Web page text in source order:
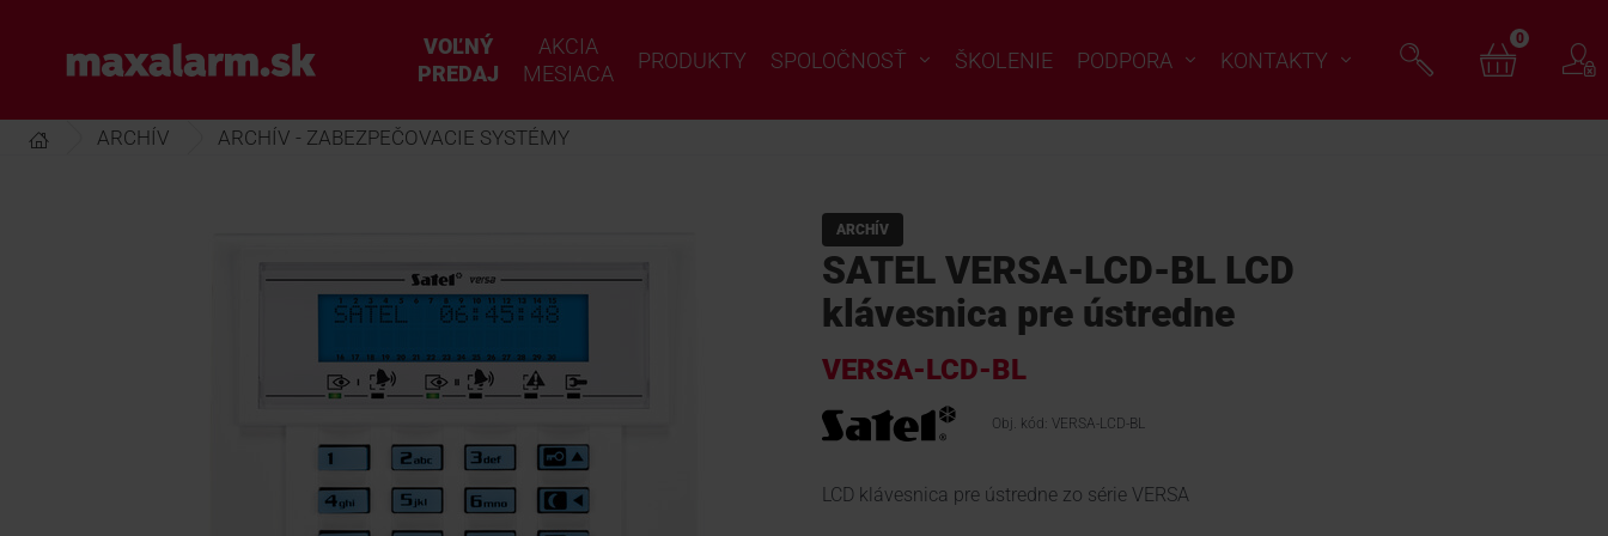
hlavnému
www.maxalarm.sk
VOĽNÝ
PREDAJ
AKCIA
MESIACA
PRODUKTY SPOLOČNOSŤ ŠKOLENIE PODPORA KONTAKTY
0
ARCHÍV ARCHÍV - ZABEZPEČOVACIE SYSTÉMY
ARCHÍV
SATEL VERSA-LCD-BL LCD
klávesnica pre ústredne
VERSA-LCD-BL
Obj. kód: VERSA-LCD-BL
LCD klávesnica pre ústredne zo série VERSA